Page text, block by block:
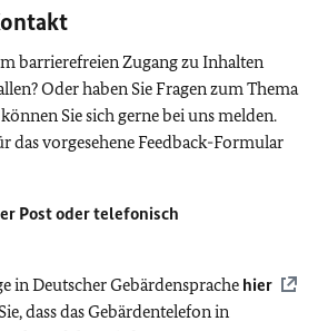
barrierefreien Zugang zu Inhalten
Oder haben Sie Fragen zum Thema
Sie sich gerne bei uns melden.
das vorgesehene Feedback-Formular
Post oder telefonisch
in Deutscher Gebärdensprache hier
dass das Gebärdentelefon in